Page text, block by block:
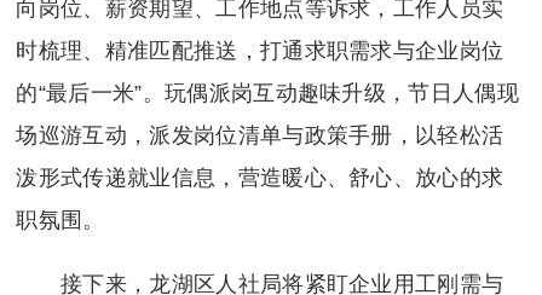
向岗位、薪资期望、工作地点等诉求，工作人员实
时梳理、精准匹配推送，打通求职需求与企业岗位
的“最后一米”。玩偶派岗互动趣味升级，节日人偶现
场巡游互动，派发岗位清单与政策手册，以轻松活
泼形式传递就业信息，营造暖心、舒心、放心的求
职氛围。
接下来，龙湖区人社局将紧盯企业用工刚需与